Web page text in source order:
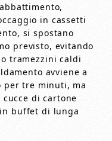
in cassetti
si spostano
previsto, evitando
tramezzini caldi
avviene a
tre minuti, ma
di cartone
buffet di lunga